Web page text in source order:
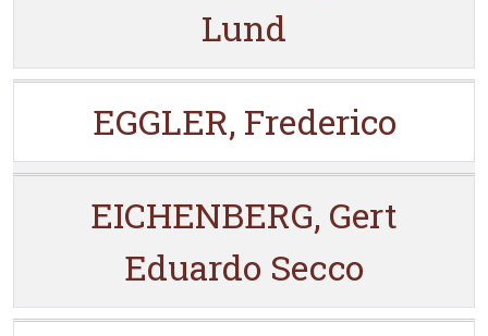
Lund
EGGLER, Frederico
EICHENBERG, Gert
Eduardo Secco